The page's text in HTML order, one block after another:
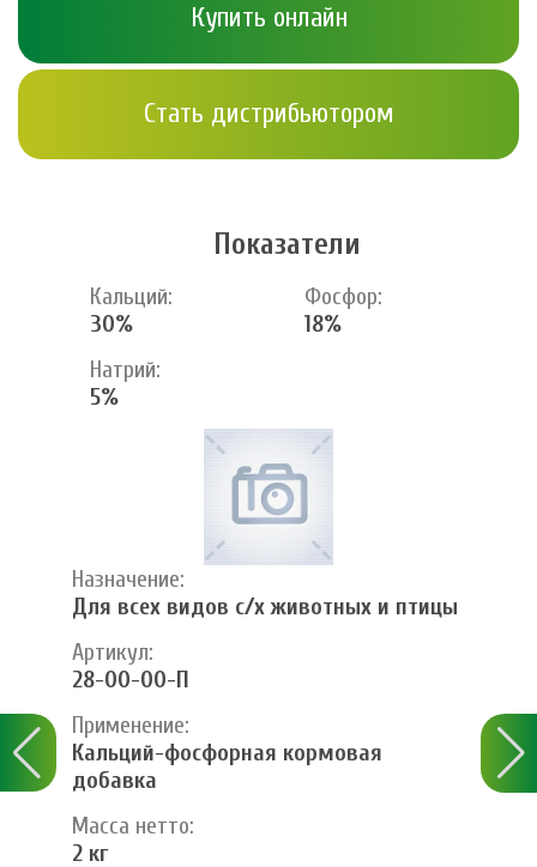
Купить онлайн
Стать дистрибьютором
Показатели
Кальций:
30%
Фосфор:
18%
Натрий:
5%
Назначение:
Для всех видов с/х животных и птицы
Артикул:
28-00-00-П
Применение:
Кальций-фосфорная кормовая
добавка
Масса нетто:
2 кг